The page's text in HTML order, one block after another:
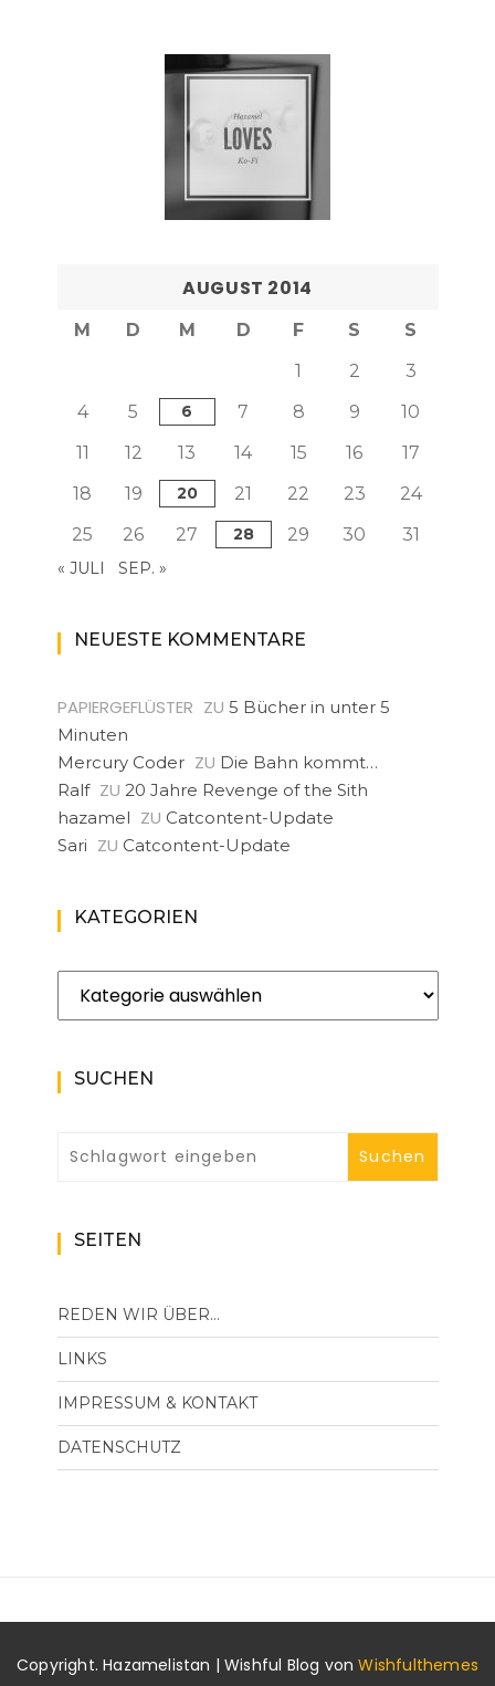
AUGUST 2014
M D M D F S
S
1
2
3
4
5 6 7 8 9
10
11
12 13 14 15 16
17
18
19 20 21 22 23
24
25
26 27 28 29 30 31
« JULI SEP. »
NEUESTE KOMMENTARE
PAPIERGEFLÜSTER ZU 5 Bücher in unter 5
Minuten
Mercury Coder ZU Die Bahn kommt…
Ralf ZU 20 Jahre Revenge of the Sith
hazamel ZU Catcontent-Update
Sari ZU Catcontent-Update
KATEGORIEN
Kategorien
SUCHEN
SEITEN
REDEN WIR ÜBER…
LINKS
IMPRESSUM & KONTAKT
DATENSCHUTZ
Copyright. Hazamelistan | Wishful Blog vonWishfulthemes